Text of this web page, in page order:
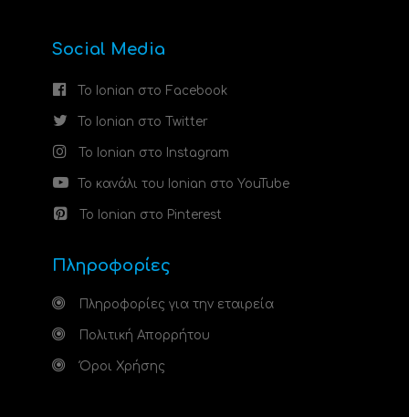
Social Media
Το Ionian στο Facebook
Το Ionian στο Twitter
Το Ionian στο Instagram
Το κανάλι του Ionian στο YouTube
Το Ionian στο Pinterest
Πληροφορίες
Πληροφορίες για την εταιρεία
Πολιτική Απορρήτου
Όροι Χρήσης